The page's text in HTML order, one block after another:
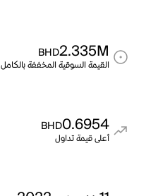
2.335M
BHD
القيمة السوقية المخففة بالكامل
0.6954
BHD
أعلى قيمة تداول